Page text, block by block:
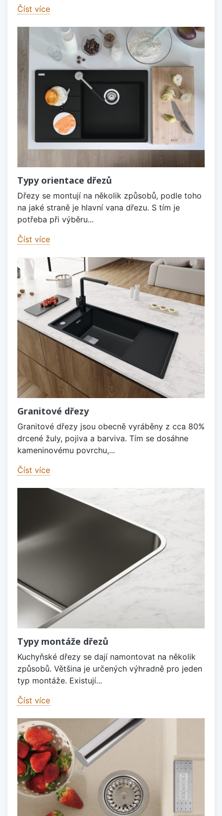
Číst více
Typy orientace dřezů
Dřezy se montují na několik způsobů, podle toho
na jaké straně je hlavní vana dřezu. S tím je
potřeba při výběru...
Číst více
Granitové dřezy
Granitové dřezy jsou obecně vyráběny z cca 80%
drcené žuly, pojiva a barviva. Tím se dosáhne
kameninovému povrchu,...
Číst více
Typy montáže dřezů
Kuchyňské dřezy se dají namontovat na několik
způsobů. Většina je určených výhradně pro jeden
typ montáže. Existují...
Číst více